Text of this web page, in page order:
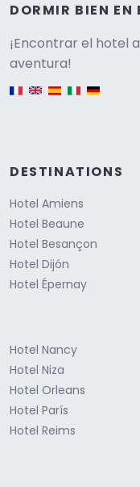
DORMIR BIEN EN
¡Encontrar el hotel
aventura!
English version
DESTINATIONS
Hotel Amiens
Hotel Beaune
Hotel Besançon
Hotel Dijón
Hotel Épernay
Hotel Nancy
Hotel Niza
Hotel Orleans
Hotel París
Hotel Reims